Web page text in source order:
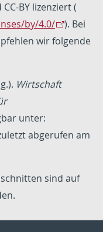
BY lizenziert (
by/4.0/
). Bei
wir folgende
Wirtschaft
unter:
abgerufen am
sind auf